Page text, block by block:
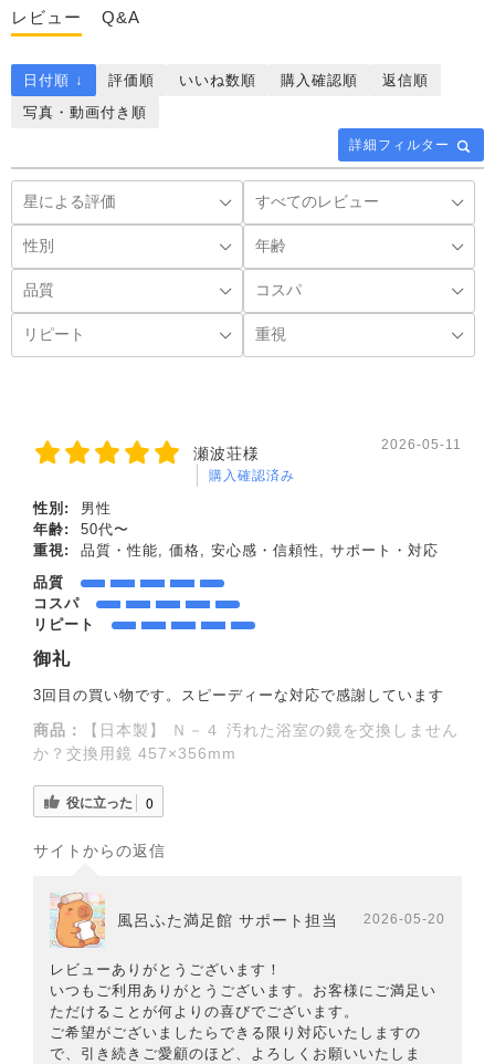
レビュー Q&A
詳細フィルター
日付順 ↓ 評価順 いいね数順 購入確認順
返信順
写真・動画付き順
瀬波荘様
購入確認済み
2026-05-11
性別:
男性
年齢:
50代〜
重視:
品質・性能, 価格, 安心感・信頼性, サポート・対応
品質
コスパ
リピート
御礼
3回目の買い物です。スピーディーな対応で感謝しています
商品：
【日本製】 Ｎ－４ 汚れた浴室の鏡を交換しません
か？交換用鏡 457×356mm
役に立った 0
サイトからの返信
風呂ふた満足館 サポート担当 2026-05-20
レビューありがとうございます！
いつもご利用ありがとうございます。お客様にご満足い
ただけることが何よりの喜びでございます。
ご希望がございましたらできる限り対応いたしますの
で、引き続きご愛顧のほど、よろしくお願いいたしま